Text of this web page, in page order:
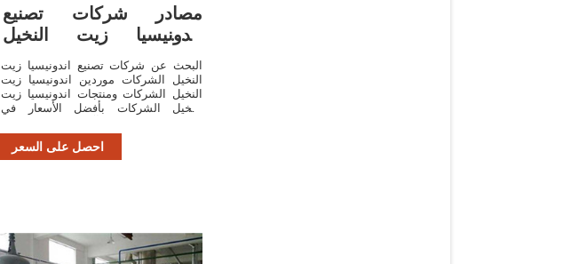
مصادر شركات تصنيع
اندونيسيا زيت النخيل
الشركات واندونيسيا
البحث عن شركات تصنيع اندونيسيا زيت
النخيل الشركات موردين اندونيسيا زيت
النخيل الشركات ومنتجات اندونيسيا زيت
النخيل الشركات بأفضل الأسعار في
احصل على السعر